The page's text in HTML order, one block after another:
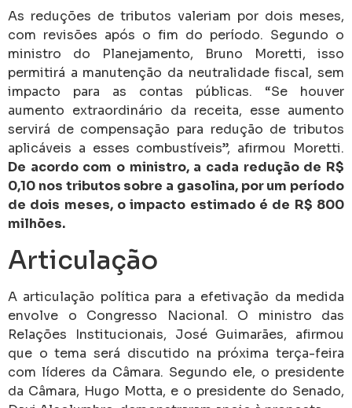
As reduções de tributos valeriam por dois meses,
com revisões após o fim do período. Segundo o
ministro do Planejamento, Bruno Moretti, isso
permitirá a manutenção da neutralidade fiscal, sem
impacto para as contas públicas. “Se houver
aumento extraordinário da receita, esse aumento
servirá de compensação para redução de tributos
aplicáveis a esses combustíveis”, afirmou Moretti.
De acordo com o ministro, a cada redução de R$
0,10 nos tributos sobre a gasolina, por um período
de dois meses, o impacto estimado é de R$ 800
milhões.
Articulação
A articulação política para a efetivação da medida
envolve o Congresso Nacional. O ministro das
Relações Institucionais, José Guimarães, afirmou
que o tema será discutido na próxima terça-feira
com líderes da Câmara. Segundo ele, o presidente
da Câmara, Hugo Motta, e o presidente do Senado,